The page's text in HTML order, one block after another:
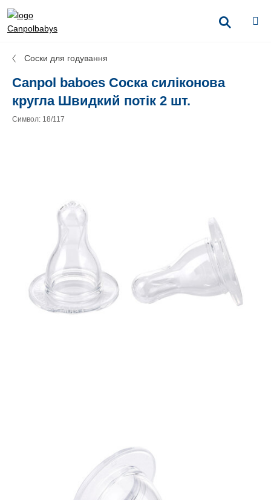
Соски для годування
Canpol baboes Соска силіконова
кругла Швидкий потік 2 шт.
Символ: 18/117